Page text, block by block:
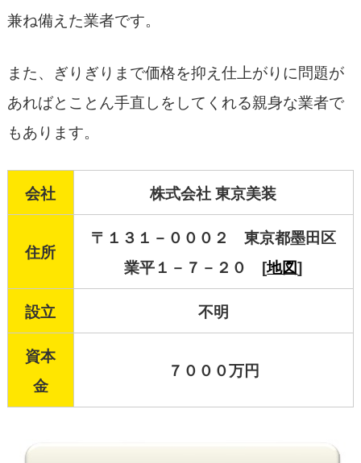
兼ね備えた業者です。
また、ぎりぎりまで価格を抑え仕上がりに問題が
あればとことん手直しをしてくれる親身な業者で
もあります。
会社 株式会社 東京美装
住所
〒１３１－０００２ 東京都墨田区
業平１－７－２０ [地図]
設立 不明
資本
金
７０００万円